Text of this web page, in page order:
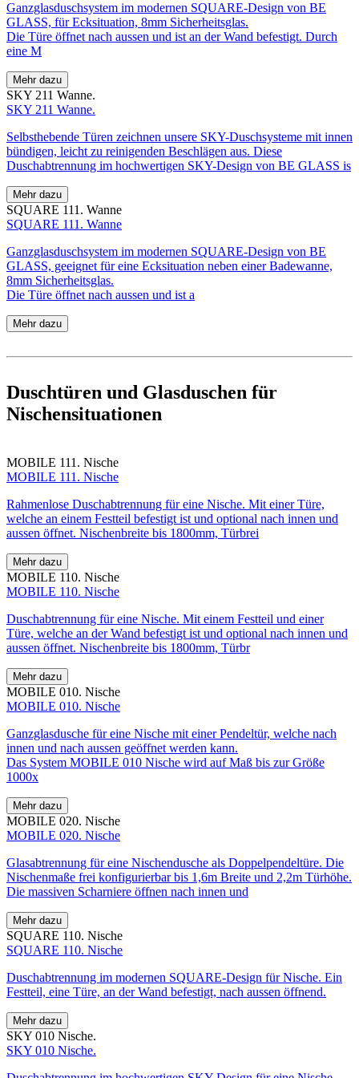
Ganzglasduschsystem im modernen SQUARE-Design von BE
GLASS, für Ecksituation, 8mm Sicherheitsglas.
Die Türe öffnet nach aussen und ist an der Wand befestigt. Durch
eine M
Mehr dazu
SKY 211 Wanne.
SKY 211 Wanne.
Selbsthebende Türen zeichnen unsere SKY-Duschsysteme mit innen
bündigen, leicht zu reinigenden Beschlägen aus. Diese
Duschabtrennung im hochwertigen SKY-Design von BE GLASS is
Mehr dazu
SQUARE 111. Wanne
SQUARE 111. Wanne
Ganzglasduschsystem im modernen SQUARE-Design von BE
GLASS, geeignet für eine Ecksituation neben einer Badewanne,
8mm Sicherheitsglas.
Die Türe öffnet nach aussen und ist a
Mehr dazu
Duschtüren und Glasduschen für
Nischensituationen
MOBILE 111. Nische
MOBILE 111. Nische
Rahmenlose Duschabtrennung für eine Nische. Mit einer Türe,
welche an einem Festteil befestigt ist und optional nach innen und
aussen öffnet. Nischenbreite bis 1800mm, Türbrei
Mehr dazu
MOBILE 110. Nische
MOBILE 110. Nische
Duschabtrennung für eine Nische. Mit einem Festteil und einer
Türe, welche an der Wand befestigt ist und optional nach innen und
aussen öffnet. Nischenbreite bis 1800mm, Türbr
Mehr dazu
MOBILE 010. Nische
MOBILE 010. Nische
Ganzglasdusche für eine Nische mit einer Pendeltür, welche nach
innen und nach aussen geöffnet werden kann.
Das System MOBILE 010 Nische wird auf Maß bis zur Größe
1000x
Mehr dazu
MOBILE 020. Nische
MOBILE 020. Nische
Glasabtrennung für eine Nischendusche als Doppelpendeltüre. Die
Nischenmaße frei konfigurierbar bis 1,6m Breite und 2,2m Türhöhe.
Die massiven Scharniere öffnen nach innen und
Mehr dazu
SQUARE 110. Nische
SQUARE 110. Nische
Duschabtrennung im modernen SQUARE-Design für Nische. Ein
Festteil, eine Türe, an der Wand befestigt, nach aussen öffnend.
Mehr dazu
SKY 010 Nische.
SKY 010 Nische.